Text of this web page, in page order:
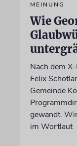
MEINUNG
Wie
Nach dem
Felix
Gemeinde
gewandt.
im Wortlaut